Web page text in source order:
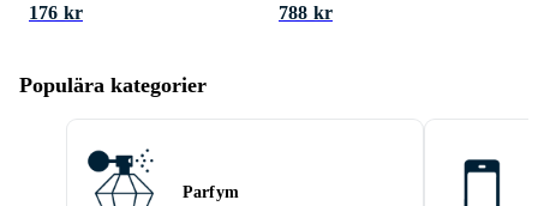
176 kr
788 kr
Populära kategorier
Parfym